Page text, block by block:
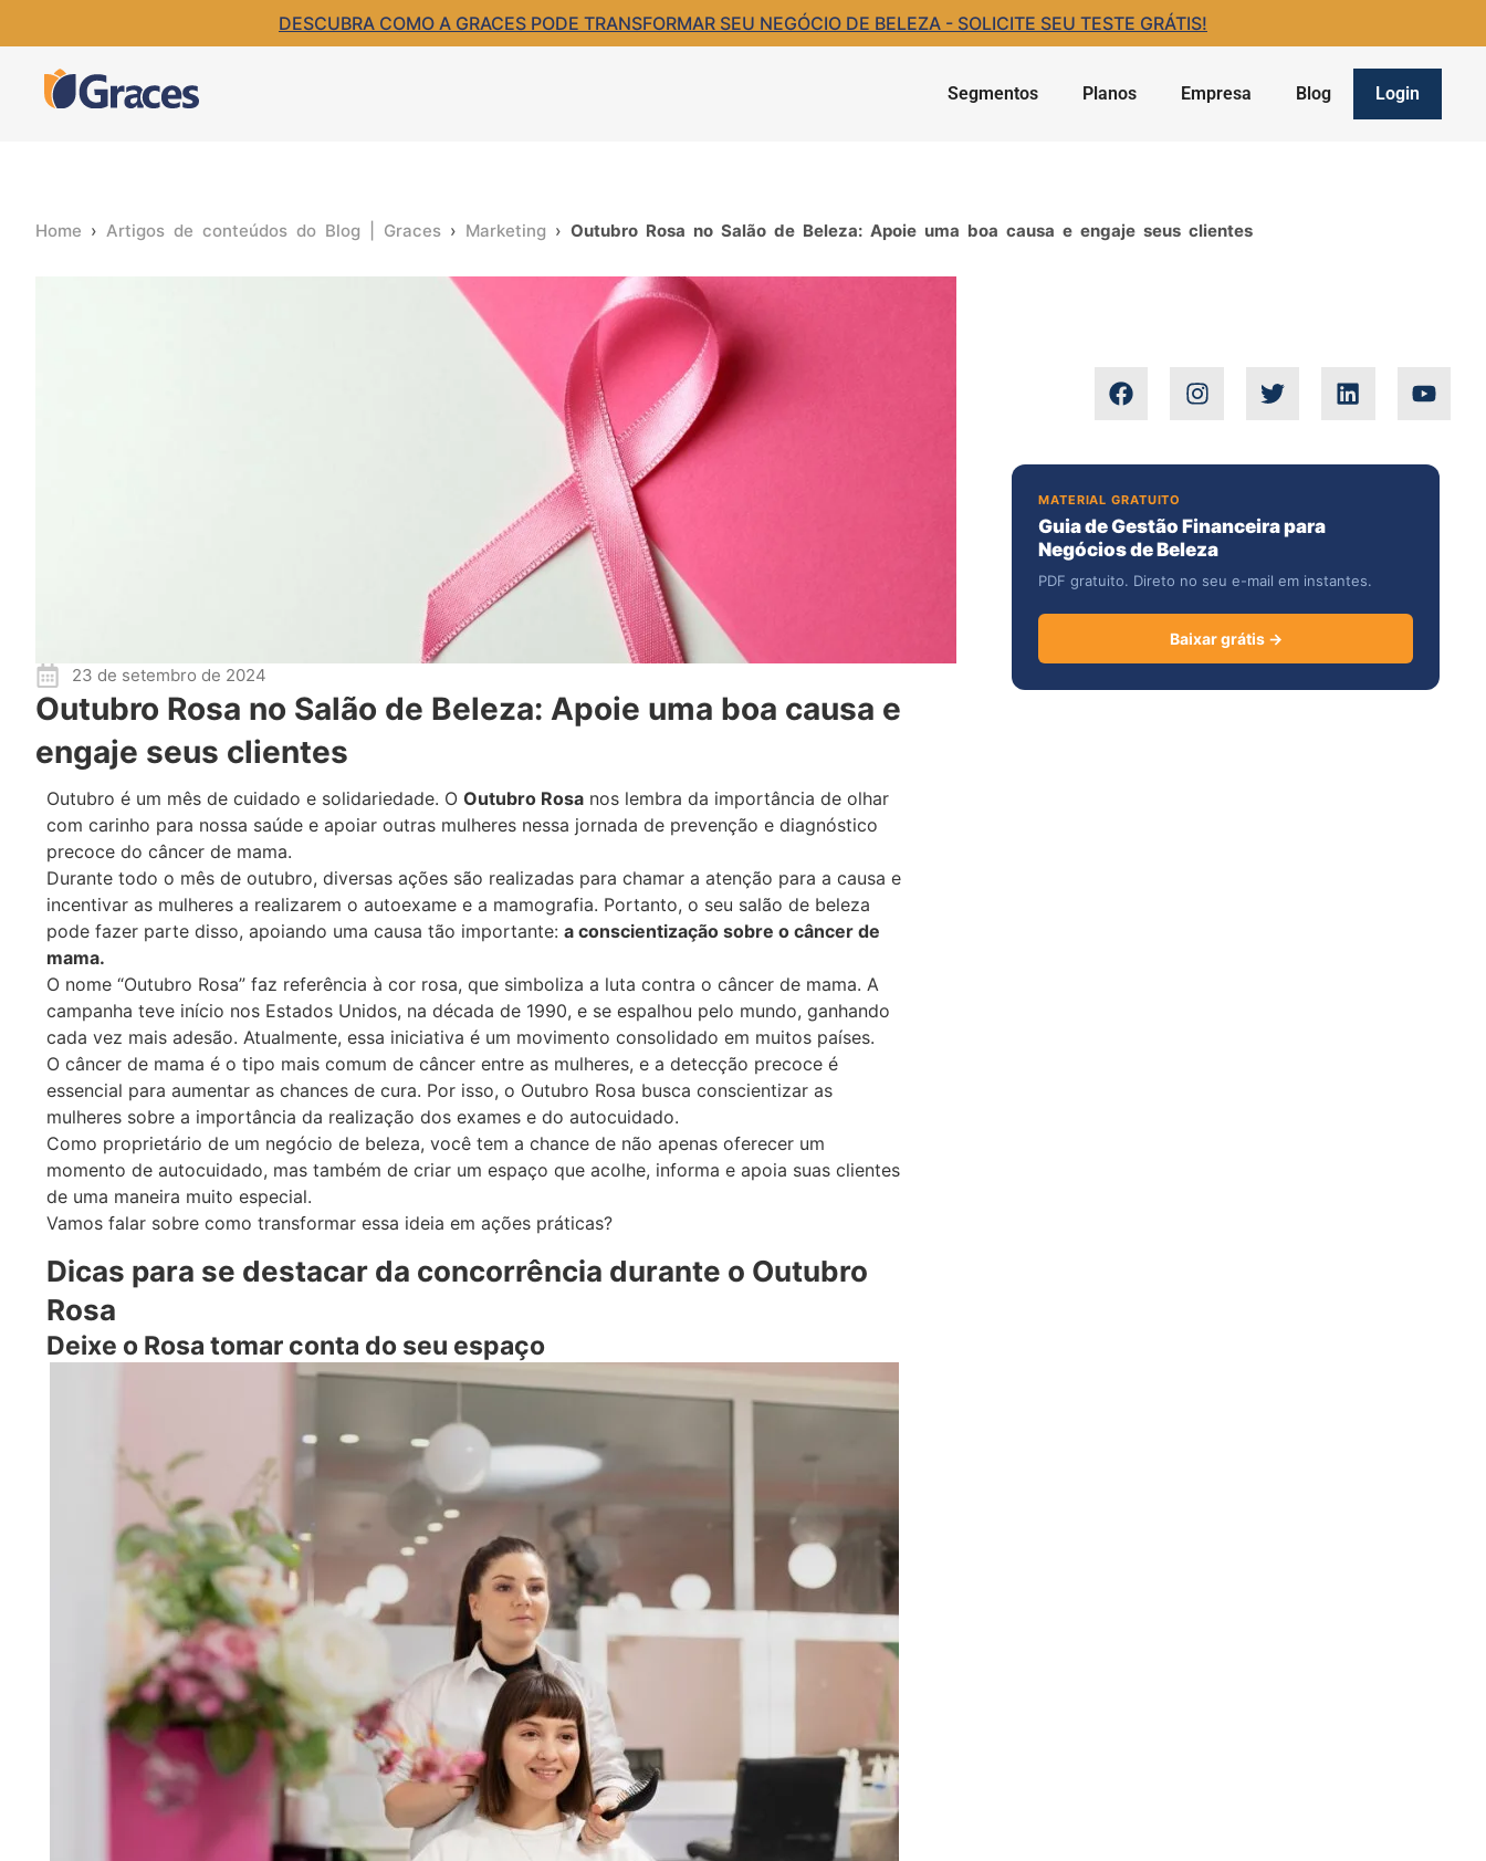
DESCUBRA COMO A GRACES PODE TRANSFORMAR SEU NEGÓCIO DE BELEZA - SOLICITE SEU TESTE GRÁTIS!
Segmentos Planos Empresa Blog Login
Home › Artigos de conteúdos do Blog | Graces › Marketing › Outubro Rosa no Salão de Beleza: Apoie uma boa causa e engaje seus clientes
23 de setembro de 2024
Outubro Rosa no Salão de Beleza: Apoie uma boa causa e
engaje seus clientes
Outubro é um mês de cuidado e solidariedade. O Outubro Rosa nos lembra da importância de olhar
com carinho para nossa saúde e apoiar outras mulheres nessa jornada de prevenção e diagnóstico
precoce do câncer de mama.
Durante todo o mês de outubro, diversas ações são realizadas para chamar a atenção para a causa e
incentivar as mulheres a realizarem o autoexame e a mamografia. Portanto, o seu salão de beleza
pode fazer parte disso, apoiando uma causa tão importante: a conscientização sobre o câncer de
mama.
O nome “Outubro Rosa” faz referência à cor rosa, que simboliza a luta contra o câncer de mama. A
campanha teve início nos Estados Unidos, na década de 1990, e se espalhou pelo mundo, ganhando
cada vez mais adesão. Atualmente, essa iniciativa é um movimento consolidado em muitos países.
O câncer de mama é o tipo mais comum de câncer entre as mulheres, e a detecção precoce é
essencial para aumentar as chances de cura. Por isso, o Outubro Rosa busca conscientizar as
mulheres sobre a importância da realização dos exames e do autocuidado.
Como proprietário de um negócio de beleza, você tem a chance de não apenas oferecer um
momento de autocuidado, mas também de criar um espaço que acolhe, informa e apoia suas clientes
de uma maneira muito especial.
Vamos falar sobre como transformar essa ideia em ações práticas?
Dicas para se destacar da concorrência durante o Outubro
Rosa
Deixe o Rosa tomar conta do seu espaço
MATERIAL GRATUITO
Guia de Gestão Financeira para
Negócios de Beleza
PDF gratuito. Direto no seu e-mail em instantes.
Baixar grátis →